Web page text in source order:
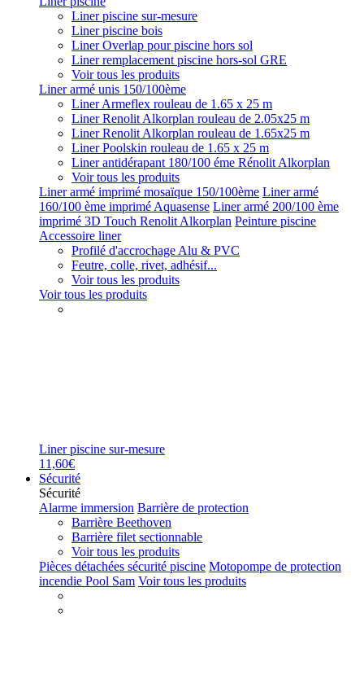
Liner piscine sur-mesure
Liner piscine bois
Liner Overlap pour piscine hors sol
Liner remplacement piscine hors-sol GRE
Voir tous les produits
Liner armé unis 150/100ème
Liner Armeflex rouleau de 1.65 x 25 m
Liner Renolit Alkorplan rouleau de 2.05x25 m
Liner Renolit Alkorplan rouleau de 1.65x25 m
Liner Poolskin rouleau de 1.65 x 25 m
Liner antidérapant 180/100 éme Rénolit Alkorplan
Voir tous les produits
Liner armé imprimé mosaïque 150/100ème Liner armé
160/100 ème imprimé Aquasense Liner armé 200/100 ème
imprimé 3D Touch Renolit Alkorplan Peinture piscine
Accessoire liner
Profilé d'accrochage Alu & PVC
Feutre, colle, rivet, adhésif...
Voir tous les produits
Voir tous les produits
Liner piscine sur-mesure
11,60€
Sécurité
Sécurité
Alarme immersion Barrière de protection
Barrière Beethoven
Barrière filet sectionnable
Voir tous les produits
Pièces détachées sécurité piscine Motopompe de protection
incendie Pool Sam Voir tous les produits